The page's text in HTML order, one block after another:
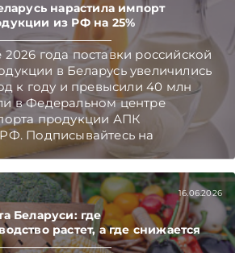
нарастила импорт
из РФ на 25%
года поставки российской
в Беларусь увеличились
к году и превысили 40 млн
в Федеральном центре
продукции АПК
Подписывайтесь на
и Viber. Главное об экономике
16.06.2026
Беларуси: где
растет, а где снижается